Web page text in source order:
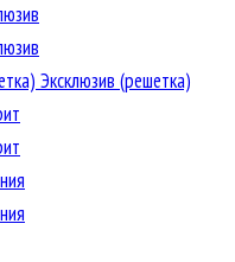
Эксклюзив (решетка)